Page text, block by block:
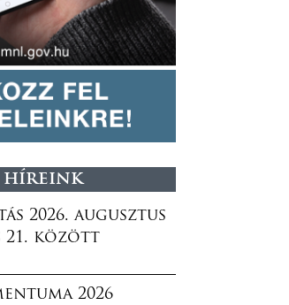
híreink
2026. augusztus
21. között
2026